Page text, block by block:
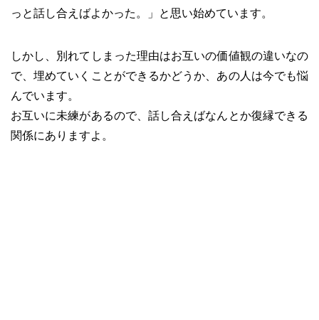
っと話し合えばよかった。」と思い始めています。
しかし、別れてしまった理由はお互いの価値観の違いなの
で、埋めていくことができるかどうか、あの人は今でも悩
んでいます。
お互いに未練があるので、話し合えばなんとか復縁できる
関係にありますよ。